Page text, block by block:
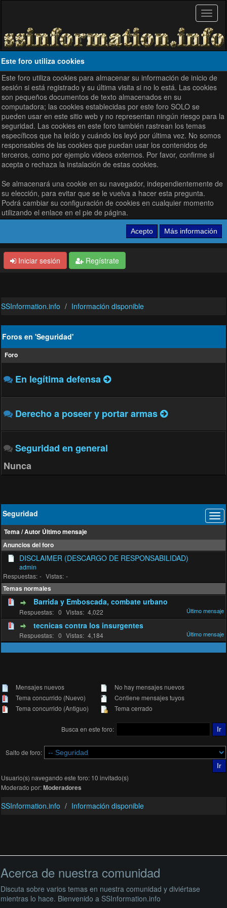
Este foro utiliza cookies
Este foro utiliza cookies para almacenar su información de inicio de
sesión si está registrado y su última visita si no lo está. Las cookies
son pequeños documentos de texto almacenados en su
computadora; las cookies establecidas por este foro SOLO se
pueden usar en este sitio web y no representan ningún riesgo para la
seguridad. Las cookies en este foro también rastrean los temas
específicos que ha leído y cuándo los leyó por última vez. No somos
responsables de las cookies que puedan usar los contenidos de
terceros, como por ejemplo videos externos. Por favor, confirme si
acepta o rechaza la instalación de estas cookies.
Se almacenará una cookie en su navegador, independientemente de
su elección, para evitar que se le vuelva a hacer esta pregunta.
Podrá cambiar su configuración de cookies en cualquier momento
utilizando el enlace en el pie de página.
Iniciar sesión Regístrate
SSInformation.info Información disponible
Foros en 'Seguridad'
Foro
En legítima defensa
Derecho a poseer y portar armas
Seguridad en general
Nunca
Seguridad
Tema /Autor Último mensaje
Anuncios del foro
DISCLAIMER (DESCARGO DE RESPONSABILIDAD)
admin
-
-
Temas normales
Barrida y Emboscada, combate urbano
0 4,022
tecnicas contra los insurgentes
0 4,184
Mensajes nuevos
Tema concurrido (Nuevo)
Tema concurrido (Antiguo)
No hay mensajes nuevos
Contiene mensajes tuyos
Tema cerrado
Busca en este foro:
Salto de foro:
Usuario(s) navegando este foro: 10 invitado(s)
Moderado por:Moderadores
SSInformation.info Información disponible
Acerca de nuestra comunidad
Discuta sobre varios temas en nuestra comunidad y diviértase
mientras lo hace. Bienvenido a SSInformation.info